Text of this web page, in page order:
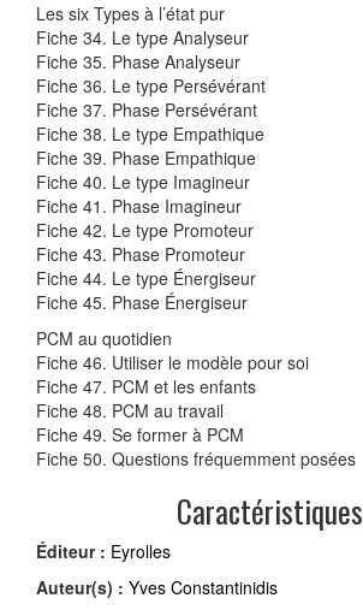
Les six Types à l’état pur
Fiche 34. Le type Analyseur
Fiche 35. Phase Analyseur
Fiche 36. Le type Persévérant
Fiche 37. Phase Persévérant
Fiche 38. Le type Empathique
Fiche 39. Phase Empathique
Fiche 40. Le type Imagineur
Fiche 41. Phase Imagineur
Fiche 42. Le type Promoteur
Fiche 43. Phase Promoteur
Fiche 44. Le type Énergiseur
Fiche 45. Phase Énergiseur
PCM au quotidien
Fiche 46. Utiliser le modèle pour soi
Fiche 47. PCM et les enfants
Fiche 48. PCM au travail
Fiche 49. Se former à PCM
Fiche 50. Questions fréquemment posées
Caractéristiques
Éditeur : Eyrolles
Auteur(s) : Yves Constantinidis